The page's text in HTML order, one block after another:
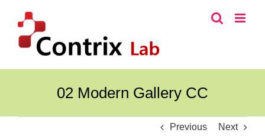
02 Modern Gallery CC
Previous Next